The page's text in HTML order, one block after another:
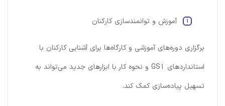
آموزش و توانمندسازی کارکنان
برگزاری دوره‌های آموزشی و کارگاه‌ها برای آشنایی کارکنان با
استانداردهای GS1 و نحوه کار با ابزارهای جدید می‌تواند به
تسهیل پیاده‌سازی کمک کند.